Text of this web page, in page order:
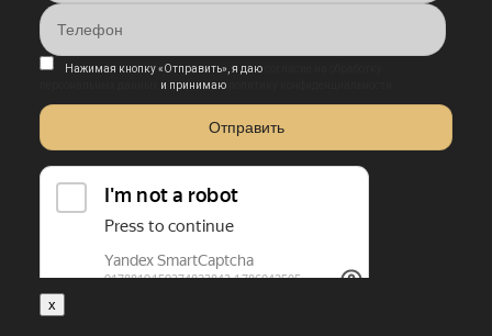
Нажимая кнопку «Отправить», я даю
и принимаю
x